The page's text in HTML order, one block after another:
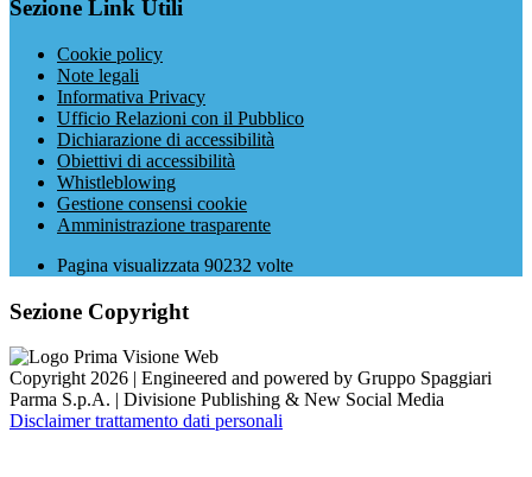
Sezione Link Utili
Cookie policy
Note legali
Informativa Privacy
Ufficio Relazioni con il Pubblico
Dichiarazione di accessibilità
Obiettivi di accessibilità
Whistleblowing
Gestione consensi cookie
Amministrazione trasparente
Pagina visualizzata 90232 volte
Sezione Copyright
Copyright 2026 | Engineered and powered by Gruppo Spaggiari
Parma S.p.A. | Divisione Publishing & New Social Media
Disclaimer trattamento dati personali